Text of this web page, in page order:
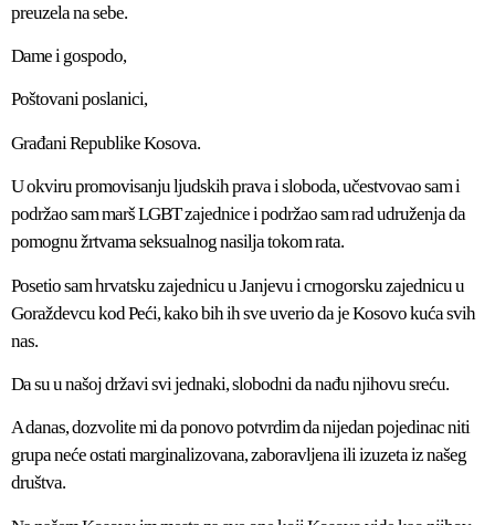
preuzela na sebe.
Dame i gospodo,
Poštovani poslanici,
Građani Republike Kosova.
U okviru promovisanju ljudskih prava i sloboda, učestvovao sam i
podržao sam marš LGBT zajednice i podržao sam rad udruženja da
pomognu žrtvama seksualnog nasilja tokom rata.
Posetio sam hrvatsku zajednicu u Janjevu i crnogorsku zajednicu u
Goraždevcu kod Peći, kako bih ih sve uverio da je Kosovo kuća svih
nas.
Da su u našoj državi svi jednaki, slobodni da nađu njihovu sreću.
A danas, dozvolite mi da ponovo potvrdim da nijedan pojedinac niti
grupa neće ostati marginalizovana, zaboravljena ili izuzeta iz našeg
društva.